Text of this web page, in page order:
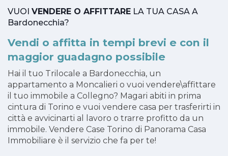
VUOI VENDERE O AFFITTARE LA TUA CASA A
Bardonecchia?
Vendi o affitta in tempi brevi e con il
maggior guadagno possibile
Hai il tuo Trilocale a Bardonecchia, un
appartamento a Moncalieri o vuoi vendere\affittare
il tuo immobile a Collegno? Magari abiti in prima
cintura di Torino e vuoi vendere casa per trasferirti in
città e avvicinarti al lavoro o trarre profitto da un
immobile. Vendere Case Torino di Panorama Casa
Immobiliare è il servizio che fa per te!